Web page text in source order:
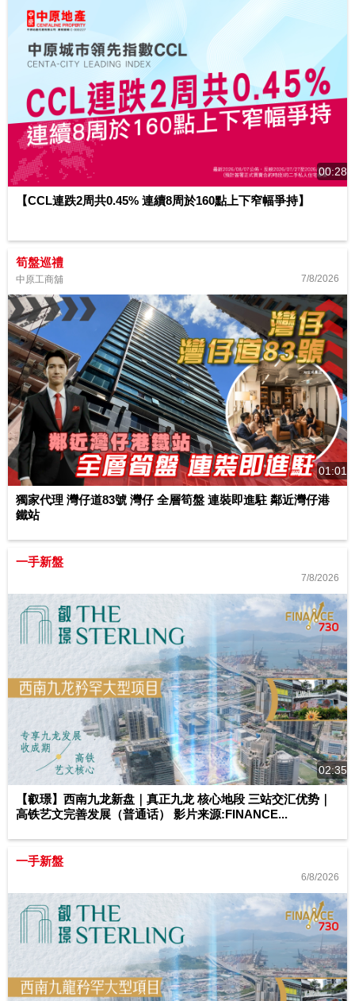
00:28
【CCL連跌2周共0.45% 連續8周於160點上下窄幅爭持】
筍盤巡禮
中原工商舖 7/8/2026
01:01
獨家代理 灣仔道83號 灣仔 全層筍盤 連裝即進駐 鄰近灣仔港
鐵站
一手新盤
7/8/2026
02:35
【叡璟】西南九龙新盘｜真正九龙 核心地段 三站交汇优势｜
高铁艺文完善发展（普通话） 影片来源:FINANCE...
一手新盤
6/8/2026